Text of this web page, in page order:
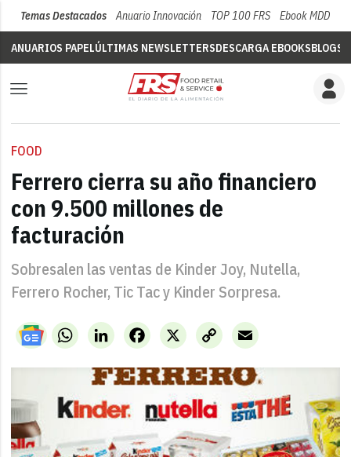
Temas Destacados Anuario Innovación TOP 100 FRS Ebook MDD
ANUARIOS PAPELÚLTIMAS NEWSLETTERSDESCARGA EBOOKSBLOGS
FOOD
Ferrero cierra su año financiero
con 9.500 millones de
facturación
Sobresalen las ventas de Kinder Joy, Nutella,
Ferrero Rocher, Tic Tac y Kinder Sorpresa.
WhatsAppLinkedIn X
Facebook
Copy
Link
Email